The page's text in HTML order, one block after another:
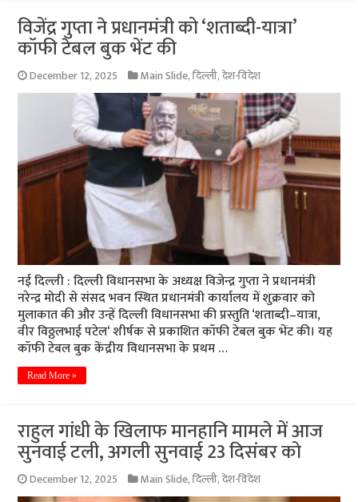
विजेंद्र गुप्ता ने प्रधानमंत्री को ‘शताब्दी-यात्रा’
कॉफी टेबल बुक भेंट की
December 12, 2025 Main Slide,दिल्ली,देश-विदेश
नई दिल्ली : दिल्ली विधानसभा के अध्यक्ष विजेन्द्र गुप्ता ने प्रधानमंत्री
नरेन्द्र मोदी से संसद भवन स्थित प्रधानमंत्री कार्यालय में शुक्रवार को
मुलाकात की और उन्हें दिल्ली विधानसभा की प्रस्तुति ‘शताब्दी–यात्रा,
वीर विठ्ठलभाई पटेल‘ शीर्षक से प्रकाशित कॉफी टेबल बुक भेंट की। यह
कॉफी टेबल बुक केंद्रीय विधानसभा के प्रथम …
Read More »
राहुल गांधी के खिलाफ मानहानि मामले में आज
सुनवाई टली, अगली सुनवाई 23 दिसंबर को
December 12, 2025 Main Slide,दिल्ली,देश-विदेश